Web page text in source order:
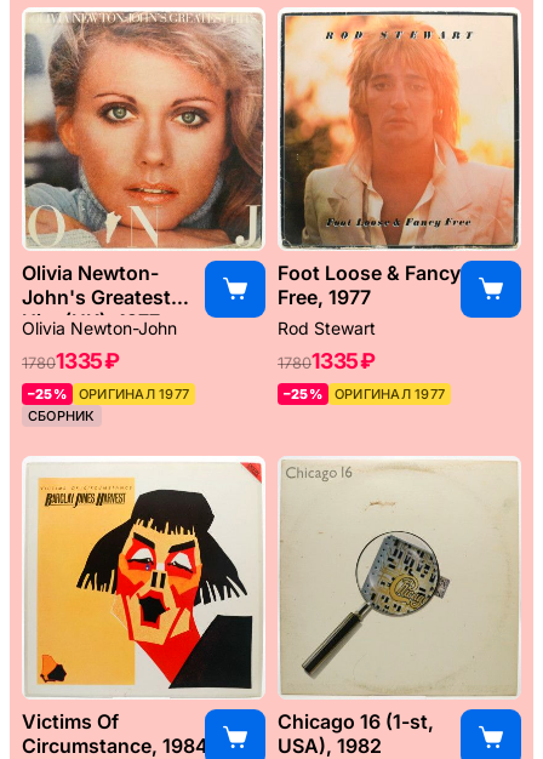
Olivia Newton-
John's Greatest
Hits (UK), 1977
Olivia Newton-John
17801335 ₽
–25%
ОРИГИНАЛ 1977
СБОРНИК
Foot Loose & Fancy
Free, 1977
Rod Stewart
17801335 ₽
–25% ОРИГИНАЛ 1977
Victims Of
Circumstance, 1984
Chicago 16 (1-st,
USA), 1982